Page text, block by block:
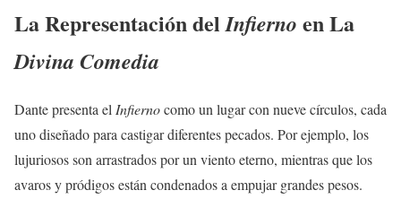
La Representación delInfierno en La
Divina Comedia
Dante presenta elInfiernocomo un lugar con nueve círculos, cada
uno diseñado para castigar diferentes pecados. Por ejemplo, los
lujuriosos son arrastrados por un viento eterno, mientras que los
avaros y pródigos están condenados a empujar grandes pesos.